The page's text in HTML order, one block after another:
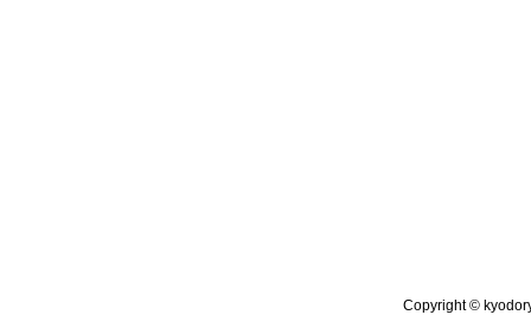
Copyright ©